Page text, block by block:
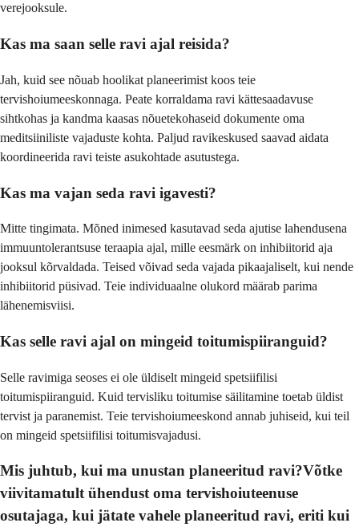
verejooksule.
Kas ma saan selle ravi ajal reisida?
Jah, kuid see nõuab hoolikat planeerimist koos teie
tervishoiumeeskonnaga. Peate korraldama ravi kättesaadavuse
sihtkohas ja kandma kaasas nõuetekohaseid dokumente oma
meditsiiniliste vajaduste kohta. Paljud ravikeskused saavad aidata
koordineerida ravi teiste asukohtade asutustega.
Kas ma vajan seda ravi igavesti?
Mitte tingimata. Mõned inimesed kasutavad seda ajutise lahendusena
immuuntolerantsuse teraapia ajal, mille eesmärk on inhibiitorid aja
jooksul kõrvaldada. Teised võivad seda vajada pikaajaliselt, kui nende
inhibiitorid püsivad. Teie individuaalne olukord määrab parima
lähenemisviisi.
Kas selle ravi ajal on mingeid toitumispiiranguid?
Selle ravimiga seoses ei ole üldiselt mingeid spetsiifilisi
toitumispiiranguid. Kuid tervisliku toitumise säilitamine toetab üldist
tervist ja paranemist. Teie tervishoiumeeskond annab juhiseid, kui teil
on mingeid spetsiifilisi toitumisvajadusi.
Mis juhtub, kui ma unustan planeeritud ravi?Võtke
viivitamatult ühendust oma tervishoiuteenuse
osutajaga, kui jätate vahele planeeritud ravi, eriti kui